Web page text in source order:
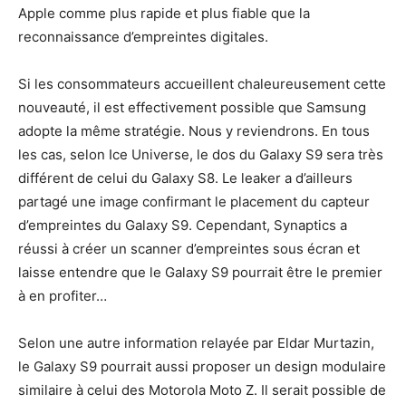
Apple comme plus rapide et plus fiable que la
reconnaissance d’empreintes digitales.
Si les consommateurs accueillent chaleureusement cette
nouveauté, il est effectivement possible que Samsung
adopte la même stratégie. Nous y reviendrons. En tous
les cas, selon Ice Universe, le dos du Galaxy S9 sera très
différent de celui du Galaxy S8. Le leaker a d’ailleurs
partagé une image confirmant le placement du capteur
d’empreintes du Galaxy S9. Cependant, Synaptics a
réussi à créer un scanner d’empreintes sous écran et
laisse entendre que le Galaxy S9 pourrait être le premier
à en profiter…
Selon une autre information relayée par Eldar Murtazin,
le Galaxy S9 pourrait aussi proposer un design modulaire
similaire à celui des Motorola Moto Z. Il serait possible de